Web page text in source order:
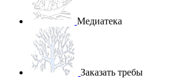
Медиатека
Заказать требы